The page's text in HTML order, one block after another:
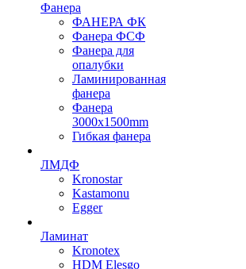
Фанера
ФАНЕРА ФК
Фанера ФСФ
Фанера для
опалубки
Ламинированная
фанера
Фанера
3000х1500mm
Гибкая фанера
ЛМДФ
Kronostar
Kastamonu
Egger
Ламинат
Kronotex
HDM Elesgo